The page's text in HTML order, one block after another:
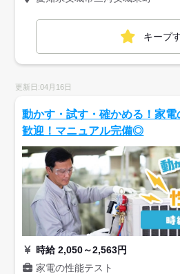
キープ
更新日:04月16日
動かす・試す・確かめる！家
歓迎！マニュアル完備◎
時給 2,050～2,563円
家電の性能テスト